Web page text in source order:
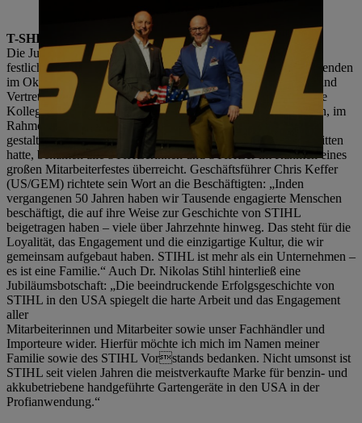
T-SHIRT-WETTBEWERB UND GALA-FEIER
Die Jubiläumsfeierlichkeiten umfassten eine
festliche Auftaktveranstaltung und eine Feier für alle Mitarbeitenden
im Oktober – bei beiden Events nahmen auch Vertreterinnen und
Vertreter der Familie Stihl sowie des STIHL Vorstands teil. Die
Kolleginnen und Kollegen in den USA waren dazu aufgerufen, im
Rahmen des Wettbewerbs ein T-Shirt für das Jubiläumsjahr zu
gestalten. Das T-Shirt mit dem Motiv, das als Bestes abgeschnitten
hatte, bekamen alle STIHLerinnen und STIHLer im Rahmen eines
großen Mitarbeiterfestes überreicht. Geschäftsführer Chris Keffer
(US/GEM) richtete sein Wort an die Beschäftigten: „Inden
vergangenen 50 Jahren haben wir Tausende engagierte Menschen
beschäftigt, die auf ihre Weise zur Geschichte von STIHL
beigetragen haben – viele über Jahrzehnte hinweg. Das steht für die
Loyalität, das Engagement und die einzigartige Kultur, die wir
gemeinsam aufgebaut haben. STIHL ist mehr als ein Unternehmen –
es ist eine Familie.“ Auch Dr. Nikolas Stihl hinterließ eine
Jubiläumsbotschaft: „Die beeindruckende Erfolgsgeschichte von
STIHL in den USA spiegelt die harte Arbeit und das Engagement
aller
Mitarbeiterinnen und Mitarbeiter sowie unser Fachhändler und
Importeure wider. Hierfür möchte ich mich im Namen meiner
Familie sowie des STIHL Vorstands bedanken. Nicht umsonst ist
STIHL seit vielen Jahren die meistverkaufte Marke für benzin- und
akkubetriebene handgeführte Gartengeräte in den USA in der
Profianwendung.“